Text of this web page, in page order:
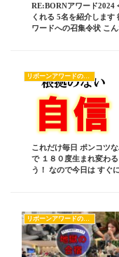
RE:BORNアワード2024
くれる 5名を紹介しま
ワードへの召集令状 こ
リボーンアワードのすべて
これだけ毎日 ポンコツ
で １８０度生まれ変わ
う！ なので今日は すぐ
リボーンアワードのすべて